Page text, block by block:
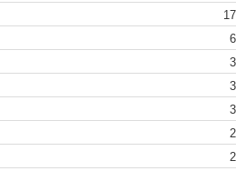
17
6
3
3
3
2
2